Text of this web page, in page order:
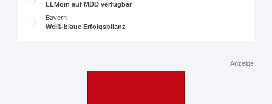
LLMoin auf MDD verfügbar
Bayern
Weiß-blaue Erfolgsbilanz
Anzeige